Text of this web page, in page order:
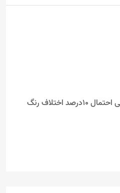
باتوجه به نور وفضای عکاسی احتمال 10درصد اختلاف رنگ